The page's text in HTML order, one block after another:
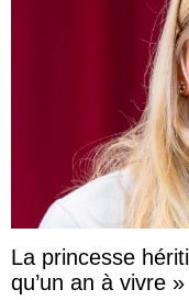
La princesse
qu’un an à vivre »